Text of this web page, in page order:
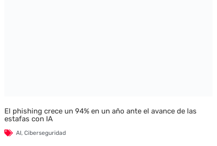
El phishing crece un 94% en un año ante el avance de las
estafas con IA
AI, Ciberseguridad